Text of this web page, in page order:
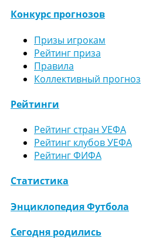
Конкурс прогнозов
Призы игрокам
Рейтинг приза
Правила
Коллективный прогноз
Рейтинги
Рейтинг стран УЕФА
Рейтинг клубов УЕФА
Рейтинг ФИФА
Статистика
Энциклопедия Футбола
Сегодня родились